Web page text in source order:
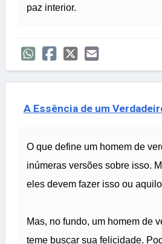
paz interior.
A Essência de um
O que define um homem de
inúmeras versões sobre isso.
eles devem fazer isso ou
Mas, no fundo, um homem de
teme buscar sua felicidade.